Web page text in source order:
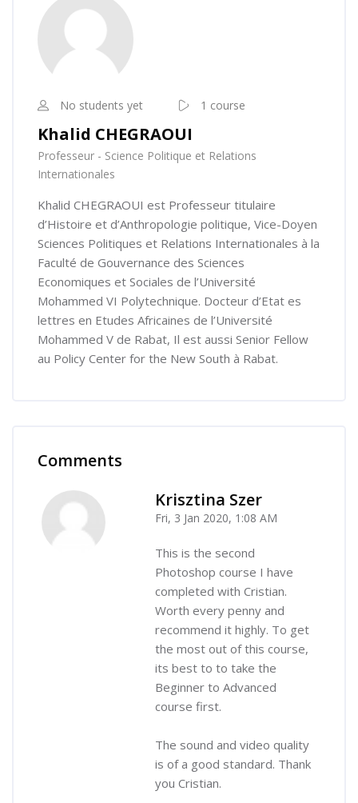
No students yet 1 course
Khalid CHEGRAOUI
Professeur - Science Politique et Relations
Internationales
Khalid CHEGRAOUI est Professeur titulaire
d’Histoire et d’Anthropologie politique, Vice-Doyen
Sciences Politiques et Relations Internationales à la
Faculté de Gouvernance des Sciences
Economiques et Sociales de l’Université
Mohammed VI Polytechnique. Docteur d’Etat es
lettres en Etudes Africaines de l’Université
Mohammed V de Rabat, Il est aussi Senior Fellow
au Policy Center for the New South à Rabat.
Skip Comments
Comments
Krisztina Szer
Fri, 3 Jan 2020, 1:08 AM
This is the second
Photoshop course I have
completed with Cristian.
Worth every penny and
recommend it highly. To get
the most out of this course,
its best to to take the
Beginner to Advanced
course first.
The sound and video quality
is of a good standard. Thank
you Cristian.